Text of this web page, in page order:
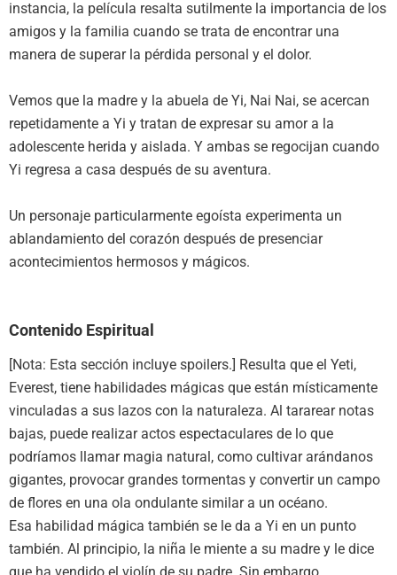
instancia, la película resalta sutilmente la importancia de los
amigos y la familia cuando se trata de encontrar una
manera de superar la pérdida personal y el dolor.
Vemos que la madre y la abuela de Yi, Nai Nai, se acercan
repetidamente a Yi y tratan de expresar su amor a la
adolescente herida y aislada. Y ambas se regocijan cuando
Yi regresa a casa después de su aventura.
Un personaje particularmente egoísta experimenta un
ablandamiento del corazón después de presenciar
acontecimientos hermosos y mágicos.
Contenido Espiritual
[Nota: Esta sección incluye spoilers.] Resulta que el Yeti,
Everest, tiene habilidades mágicas que están místicamente
vinculadas a sus lazos con la naturaleza. Al tararear notas
bajas, puede realizar actos espectaculares de lo que
podríamos llamar magia natural, como cultivar arándanos
gigantes, provocar grandes tormentas y convertir un campo
de flores en una ola ondulante similar a un océano.
Esa habilidad mágica también se le da a Yi en un punto
también. Al principio, la niña le miente a su madre y le dice
que ha vendido el violín de su padre. Sin embargo,